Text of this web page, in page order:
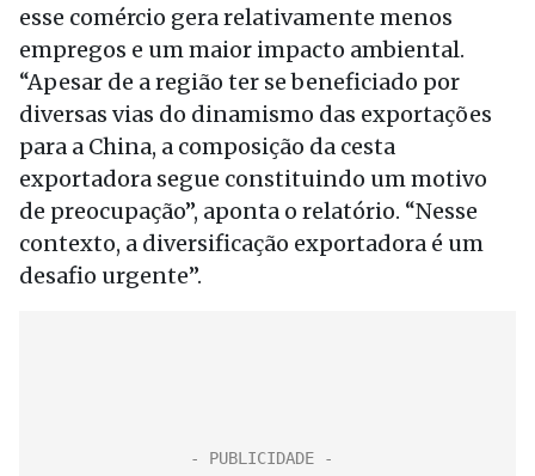
esse comércio gera relativamente menos
empregos e um maior impacto ambiental.
“Apesar de a região ter se beneficiado por
diversas vias do dinamismo das exportações
para a China, a composição da cesta
exportadora segue constituindo um motivo
de preocupação”, aponta o relatório. “Nesse
contexto, a diversificação exportadora é um
desafio urgente”.